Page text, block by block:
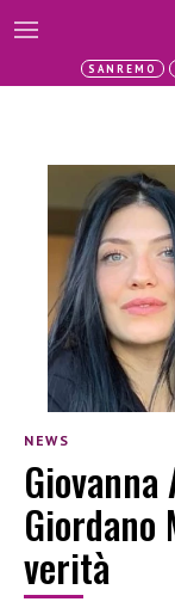
SANREMO
NEWS
Giordano
verità